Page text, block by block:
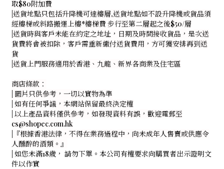
取$80附加費
|送貨地點只包括升降機可達樓層,送貨地點如不設升降機或貨品須
經樓梯或斜路搬運上樓*樓梯費 步行至第二層起之後$50/層
|送貨時與客戶未能在約定之地址，日期及時間接收貨品，是次送
貨費將會被扣除，客戶需重新繳付送貨費用，方可獲安排再到送
貨
|送貨上門服務適用於香港、九龍、新界各商業及住宅區
商店條款：
| 圖片只供參考，一切以實物為準
| 如有任何爭議，本網站保留最終決定權
| 以上產品資料僅供參考，如發現資料有誤，歡迎電郵至
cs@shopec.com.hk
|『根據香港法律，不得在業務過程中，向未成年人售賣或供應令
人醺醉的酒類。』
如您未滿18歲， 請勿下單。本公司有權要求向購買者出示證明文
件以作實